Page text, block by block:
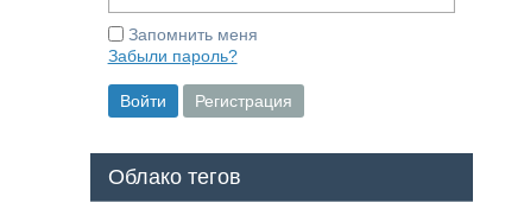
Запомнить меня
Забыли пароль?
Войти Регистрация
Облако тегов